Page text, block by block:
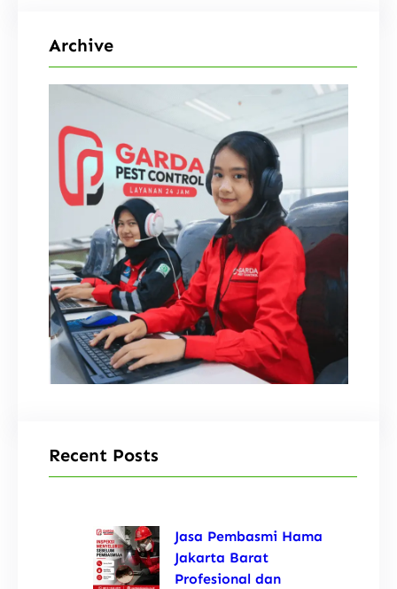
Archive
Recent Posts
Jasa Pembasmi Hama
Jakarta Barat
Profesional dan